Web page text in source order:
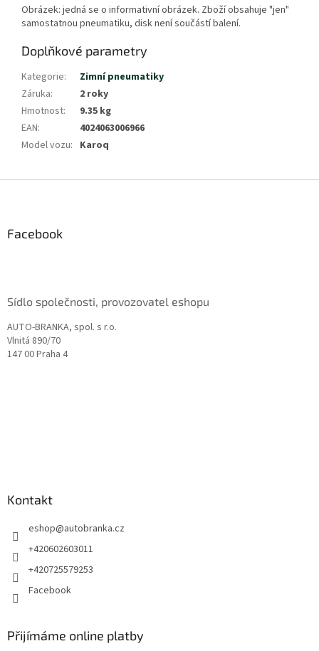
Obrázek: jedná se o informativní obrázek. Zboží obsahuje "jen"
samostatnou pneumatiku, disk není součástí balení.
Doplňkové parametry
Kategorie:
Zimní pneumatiky
Záruka:
2 roky
Hmotnost:
9.35 kg
EAN:
4024063006966
Model vozu: Karoq
Facebook
Sídlo společnosti, provozovatel eshopu
AUTO-BRANKA, spol. s r.o.
Vlnitá 890/70
147 00 Praha 4
Kontakt
eshop@autobranka.cz
+420602603011
+420725579253
Facebook
Přijímáme online platby